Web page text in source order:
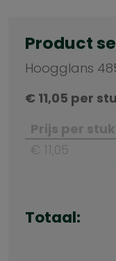
Product
Hoogglans
€ 11,05 per
Prijs per
€ 11,05
Totaal: